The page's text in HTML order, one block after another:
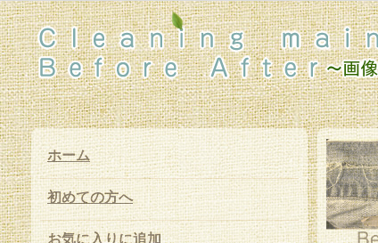
ホーム
初めての方へ
お気に入りに追加